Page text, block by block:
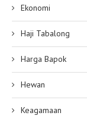
Ekonomi
Haji Tabalong
Harga Bapok
Hewan
Keagamaan